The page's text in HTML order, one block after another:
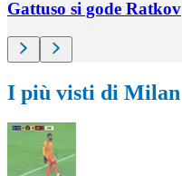
Gattuso si gode Ratkov
I più visti di Milan